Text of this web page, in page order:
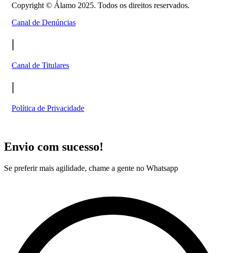
Copyright © Álamo 2025. Todos os direitos reservados.
Canal de Denúncias
|
Canal de Titulares
|
Política de Privacidade
Envio com sucesso!
Se preferir mais agilidade, chame a gente no Whatsapp